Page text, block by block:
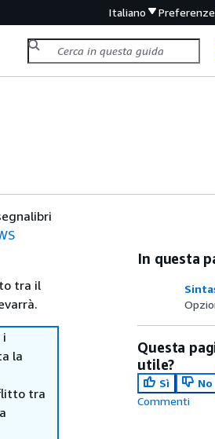
Italiano Preferenze
tra il
i
la
tra
In questa
Questa
utile?
Sì
No
Commenti